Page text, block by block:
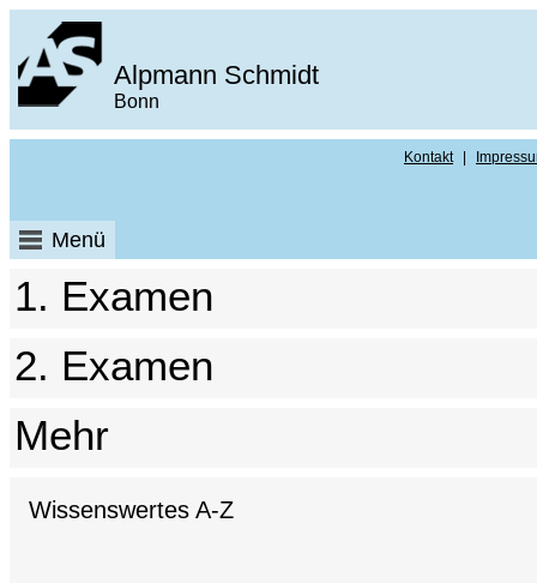
Alpmann Schmidt
Bonn
Kontakt
Menü
1. Examen
2. Examen
Mehr
Wissenswertes A-Z